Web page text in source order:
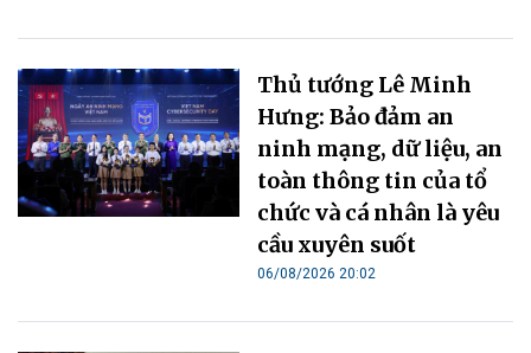
Thủ tướng Lê Minh
Hưng: Bảo đảm an
ninh mạng, dữ liệu, an
toàn thông tin của tổ
chức và cá nhân là yêu
cầu xuyên suốt
06/08/2026 20:02